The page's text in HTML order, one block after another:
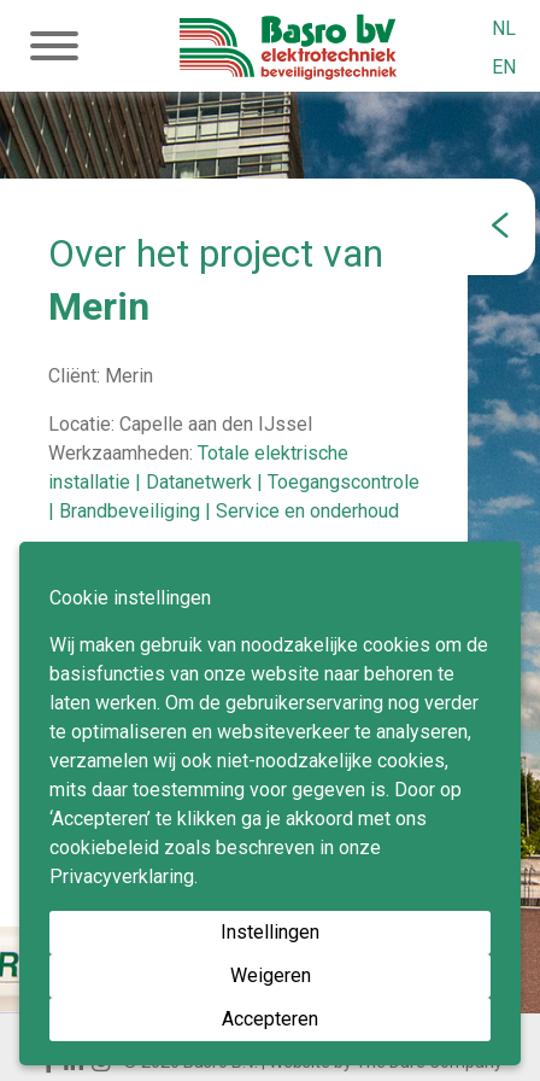
NL
EN
Over het project van
Merin
Cliënt: Merin
Locatie: Capelle aan den IJssel
Werkzaamheden: Totale elektrische
installatie
Datanetwerk
Toegangscontrole
Brandbeveiliging
Service en onderhoud
Rivium Boulevard 201-234 ligt op
Basro houdt de elektrotechnische-, en
beveiligingsinstallaties en keuringen
actueel, van het restaurant, kantoren,
parkeergarage en algemene ruimten. Met
energielabel C voldoet het gebouw aan de
duurzaamheidsnormen van vandaag de dag.
Terug naar overzicht
© 2026 Basro B.V. Website byThe Dare Company
Cookie instellingen
Wij maken gebruik van noodzakelijke cookies om de
basisfuncties van onze website naar behoren te
laten werken. Om de gebruikerservaring nog verder
te optimaliseren en websiteverkeer te analyseren,
verzamelen wij ook niet-noodzakelijke cookies,
mits daar toestemming voor gegeven is. Door op
‘Accepteren’ te klikken ga je akkoord met ons
cookiebeleid zoals beschreven in onze
Privacyverklaring.
Instellingen
Weigeren
Accepteren